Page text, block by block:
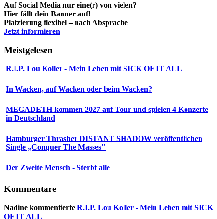
Auf Social Media nur eine(r) von vielen?
Hier fällt dein Banner auf!
Platzierung flexibel – nach Absprache
Jetzt informieren
Meistgelesen
R.I.P. Lou Koller - Mein Leben mit SICK OF IT ALL
In Wacken, auf Wacken oder beim Wacken?
MEGADETH kommen 2027 auf Tour und spielen 4 Konzerte
in Deutschland
Hamburger Thrasher DISTANT SHADOW veröffentlichen
Single „Conquer The Masses"
Der Zweite Mensch - Sterbt alle
Kommentare
Nadine kommentierte R.I.P. Lou Koller - Mein Leben mit SICK
OF IT ALL